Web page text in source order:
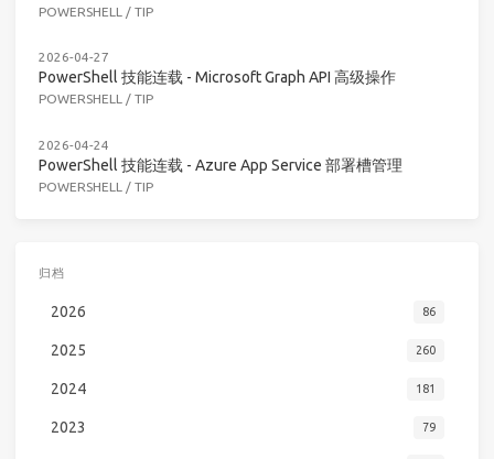
POWERSHELL / TIP
2026-04-27
PowerShell 技能连载 - Microsoft Graph API 高级操作
POWERSHELL / TIP
2026-04-24
PowerShell 技能连载 - Azure App Service 部署槽管理
POWERSHELL / TIP
归档
2026 86
2025 260
2024 181
2023 79